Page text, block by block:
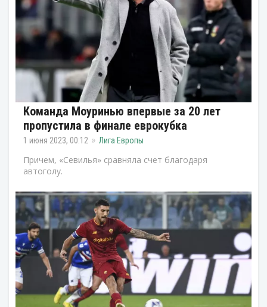
Команда Моуринью впервые за 20 лет
пропустила в финале еврокубка
1 июня 2023, 00:12 Лига Европы
Причем, «Севилья» сравняла счет благодаря
автоголу.